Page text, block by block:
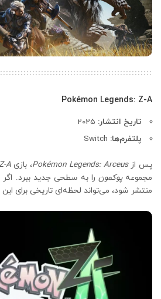
Pokémon Legends: Z-A
تاریخ انتشار:
پلتفرم‌ها:
پس ازPokémon Legends: Arceus، بازیA
مجموعهپوکمون
منتشر شود، می‌تواند لحظه‌ای تاریخی برای